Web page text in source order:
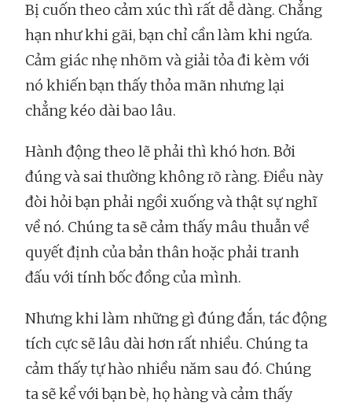
Bị cuốn theo cảm xúc thì rất dễ dàng. Chẳng
hạn như khi gãi, bạn chỉ cần làm khi ngứa.
Cảm giác nhẹ nhõm và giải tỏa đi kèm với
nó khiến bạn thấy thỏa mãn nhưng lại
chẳng kéo dài bao lâu.
Hành động theo lẽ phải thì khó hơn. Bởi
đúng và sai thường không rõ ràng. Điều này
đòi hỏi bạn phải ngồi xuống và thật sự nghĩ
về nó. Chúng ta sẽ cảm thấy mâu thuẫn về
quyết định của bản thân hoặc phải tranh
đấu với tính bốc đồng của mình.
Nhưng khi làm những gì đúng đắn, tác động
tích cực sẽ lâu dài hơn rất nhiều. Chúng ta
cảm thấy tự hào nhiều năm sau đó. Chúng
ta sẽ kể với bạn bè, họ hàng và cảm thấy